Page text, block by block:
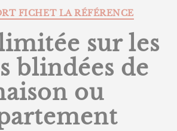
Catégories
FICHET LA RÉFÉRENCE
sur les
blindées de
ou